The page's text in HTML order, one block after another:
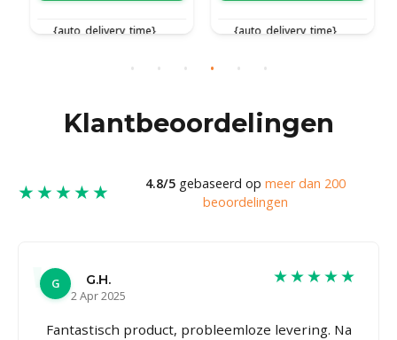
{auto_delivery_time} {auto_delivery_time}
Klantbeoordelingen
★★★★★ 4.8/5gebaseerd op meer dan 200
beoordelingen
G
G.H.
2 Apr 2025
★★★★★
Fantastisch product, probleemloze levering. Na